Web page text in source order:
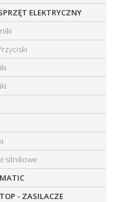
ELEKTRYCZNY
silnikowe
- ZASILACZE